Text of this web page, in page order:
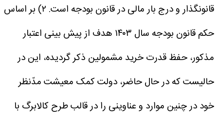
قانونگذار و درج بار مالی در قانون بودجه است. ۲) بر اساس
حکم قانون بودجه سال ۱۴۰۳ هدف از پیش بینی اعتبار
مذکور، حفظ قدرت خرید مشمولین ذکر گردیده، این در
حالیست که در حال حاضر، دولت کمک معیشت مدّنظر
خود در چنین موارد و عناوینی را در قالب طرح کالابرگ با